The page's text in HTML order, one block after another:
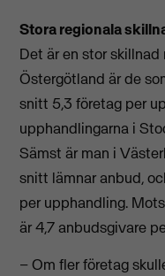
Stora regionala
Det är en stor
Östergötland är de
snitt 5,3 företag per
upphandlingarna i
Sämst är man i
snitt lämnar anbud,
per upphandling.
är 4,7 anbudsgivare
– Om fler företag